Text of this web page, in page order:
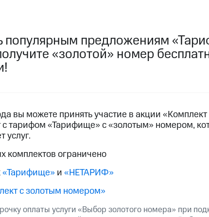
Гудок Мой МТСВсе приложения
15%
МТСНастройки автоплатежа
Оплата по QR-коду за границей
доступ к геолокации
нашем приложении
Гудок
популярным предложениям
«золотой» номер
вы можете принять участие в акции
с тарифом «Тарифище» с «золотым» номером,
услуг.
комплектов ограничено
«Тарифище» и«НЕТАРИФ»
с золотым номером»
оплаты услуги «Выбор золотого номера» при